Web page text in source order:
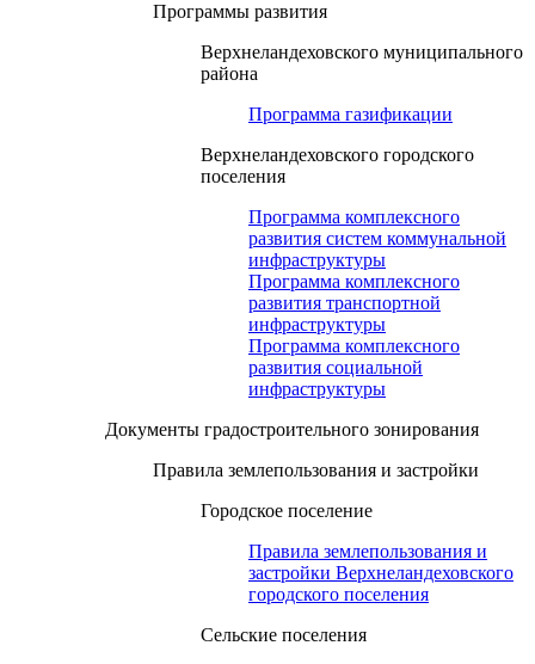
Программы развития
Верхнеландеховского муниципального
района
Программа газификации
Верхнеландеховского городского
поселения
Программа комплексного
развития систем коммунальной
инфраструктуры
Программа комплексного
развития транспортной
инфраструктуры
Программа комплексного
развития социальной
инфраструктуры
Документы градостроительного зонирования
Правила землепользования и застройки
Городское поселение
Правила землепользования и
застройки Верхнеландеховского
городского поселения
Сельские поселения